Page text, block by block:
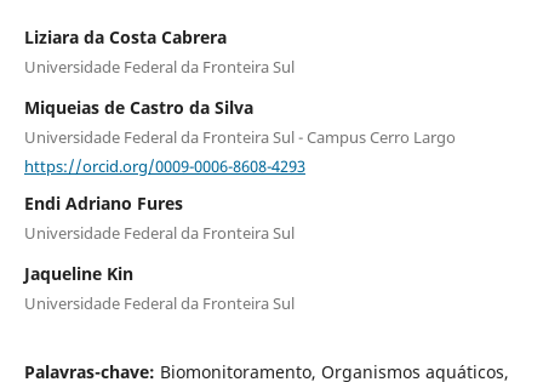
Liziara da Costa Cabrera
Universidade Federal da Fronteira Sul
Miqueias de Castro da Silva
Universidade Federal da Fronteira Sul - Campus Cerro Largo
https://orcid.org/0009-0006-8608-4293
Endi Adriano Fures
Universidade Federal da Fronteira Sul
Jaqueline Kin
Universidade Federal da Fronteira Sul
Palavras-chave: Biomonitoramento, Organismos aquáticos,